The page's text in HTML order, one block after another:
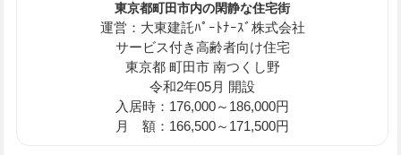
東京都町田市内の閑静な住宅街
運営：大東建託ﾊﾟｰﾄﾅｰｽﾞ株式会社
サービス付き高齢者向け住宅
東京都 町田市 南つくし野
令和2年05月 開設
入居時：176,000～186,000円
月 額：166,500～171,500円